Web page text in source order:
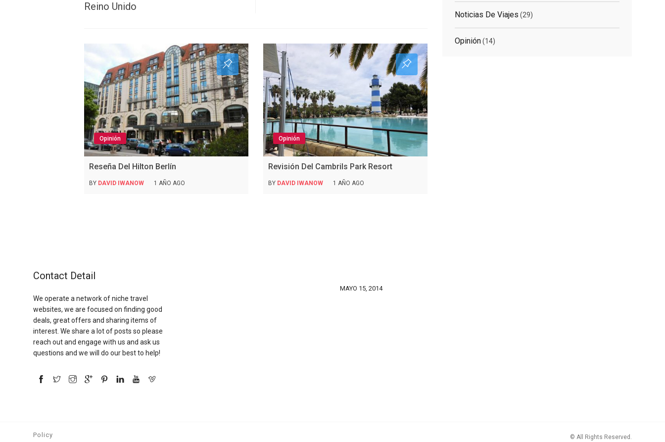
Reino Unido
Opinión
Reseña Del Hilton Berlín
BY DAVID IWANOW 1 AÑO AGO
Opinión
Revisión Del Cambrils Park Resort
BY DAVID IWANOW 1 AÑO AGO
Noticias De Viajes (29)
Opinión(14)
Contact Detail
We operate a network of niche travel
websites, we are focused on finding good
deals, great offers and sharing items of
interest. We share a lot of posts so please
reach out and engage with us and ask us
questions and we will do our best to help!
MAYO 15, 2014
Policy © All Rights Reserved.